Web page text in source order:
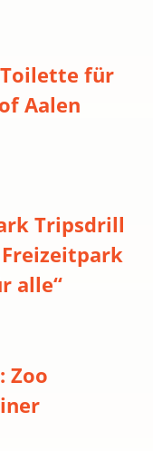
für
Aalen
Tripsdrill
alle“
Zoo